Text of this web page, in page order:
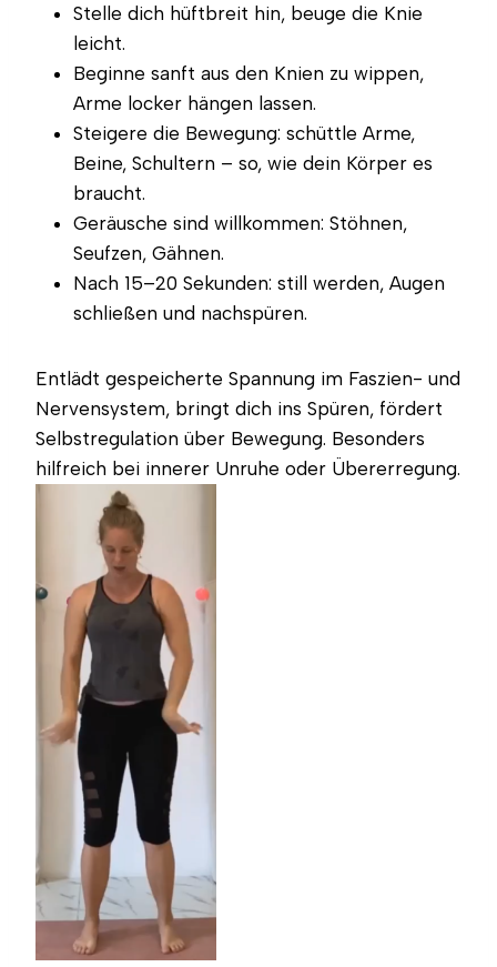
Stelle dich hüftbreit hin, beuge die Knie
leicht.
Beginne sanft aus den Knien zu wippen,
Arme locker hängen lassen.
Steigere die Bewegung: schüttle Arme,
Beine, Schultern – so, wie dein Körper es
braucht.
Geräusche sind willkommen: Stöhnen,
Seufzen, Gähnen.
Nach 15–20 Sekunden: still werden, Augen
schließen und nachspüren.
Entlädt gespeicherte Spannung im Faszien- und
Nervensystem, bringt dich ins Spüren, fördert
Selbstregulation über Bewegung. Besonders
hilfreich bei innerer Unruhe oder Übererregung.